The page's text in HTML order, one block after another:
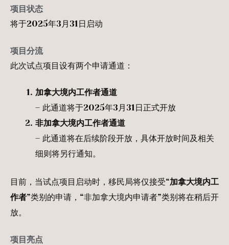
项目状态
将于2025年3月31日启动
项目分流
此次试点项目设有两个申请通道：
加拿大境内工作者通道
– 此通道将于2025年3月31日正式开放
非加拿大境内工作者通道
– 此通道将在后续阶段开放，具体开放时间及相关
细则将另行通知。
目前，当试点项目启动时，移民局将仅接受“加拿大境内工
作者”类别的申请，“非加拿大境内申请者”类别将在稍后开
放。
项目亮点